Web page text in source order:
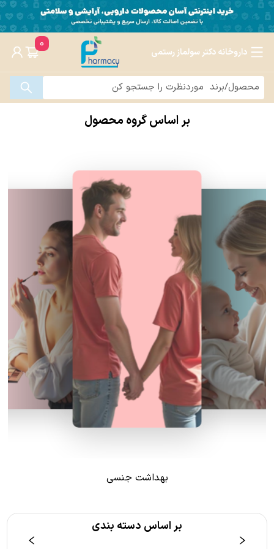
داروخانه دکتر سولماز رستمی
0
بر اساس گروه محصول
بهداشت جنسی
بر اساس دسته بندی